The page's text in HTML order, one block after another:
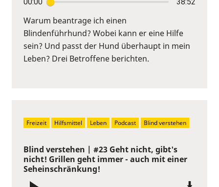
Warum beantrage ich einen
Blindenführhund? Wobei kann er eine Hilfe
sein? Und passt der Hund überhaupt in mein
Leben? Drei Betroffene berichten.
Blind verstehen | #23 Geht nicht, gibt's
nicht! Grillen geht immer - auch mit einer
Seheinschränkung!
Freizeit Hilfsmittel Leben Podcast Blind verstehen